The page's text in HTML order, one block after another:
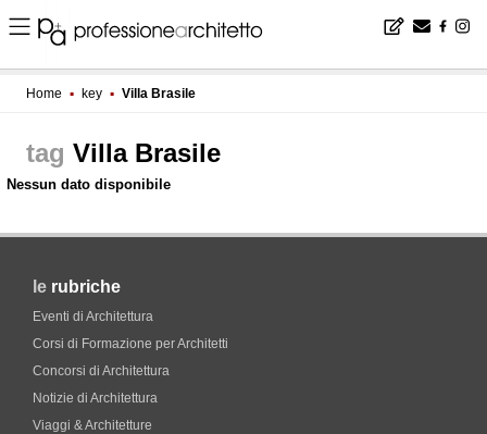
Home ▪ key ▪ Villa Brasile
Villa Brasile
Nessun dato disponibile
le rubriche
Eventi di Architettura
Corsi di Formazione per Architetti
Concorsi di Architettura
Notizie di Architettura
Viaggi & Architetture